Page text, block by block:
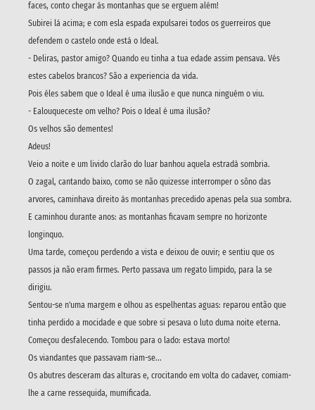
faces, conto chegar ás montanhas que se erguem além!
Subirei lá acima; e com esla espada expulsarei todos os guerreiros que
defendem o castelo onde está o Ideal.
- Deliras, pastor amigo? Quando eu tinha a tua edade assim pensava. Vés
estes cabelos brancos? São a experiencia da vida.
Pois éles sabem que o Ideal é uma ilusão e que nunca ninguém o viu.
- Ealouqueceste om velho? Pois o Ideal é uma ilusão?
Os velhos são dementes!
Adeus!
Veio a noite e um livido clarão do luar banhou aquela estradà sombria.
O zagal, cantando baixo, como se não quizesse interromper o sôno das
arvores, caminhava direito ás montanhas precedido apenas pela sua sombra.
E caminhou durante anos: as montanhas ficavam sempre no horizonte
longinquo.
Uma tarde, começou perdendo a vista e deixou de ouvir; e sentiu que os
passos ja não eram firmes. Perto passava um regato limpido, para la se
dirigiu.
Sentou-se n'uma margem e olhou as espelhentas aguas: reparou então que
tinha perdido a mocidade e que sobre si pesava o luto duma noite eterna.
Começou desfalecendo. Tombou para o lado: estava morto!
Os viandantes que passavam riam-se...
Os abutres desceram das alturas e, crocitando em volta do cadaver, comiam-
lhe a carne ressequida, mumificada.